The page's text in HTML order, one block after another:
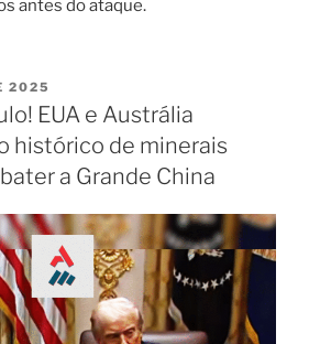
antes do ataque.
2025
EUA e Austrália
histórico de minerais
a Grande China